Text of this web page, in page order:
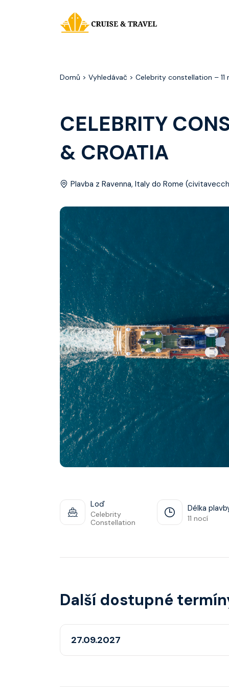
Domů > Vyhledávač > Celebrity constellation –
CELEBRITY
& CROATIA
Plavba z Ravenna, Italy do Rome
Loď
Celebrity
Constellation
Délka
11 nocí
Další dostupné
27.09.2027